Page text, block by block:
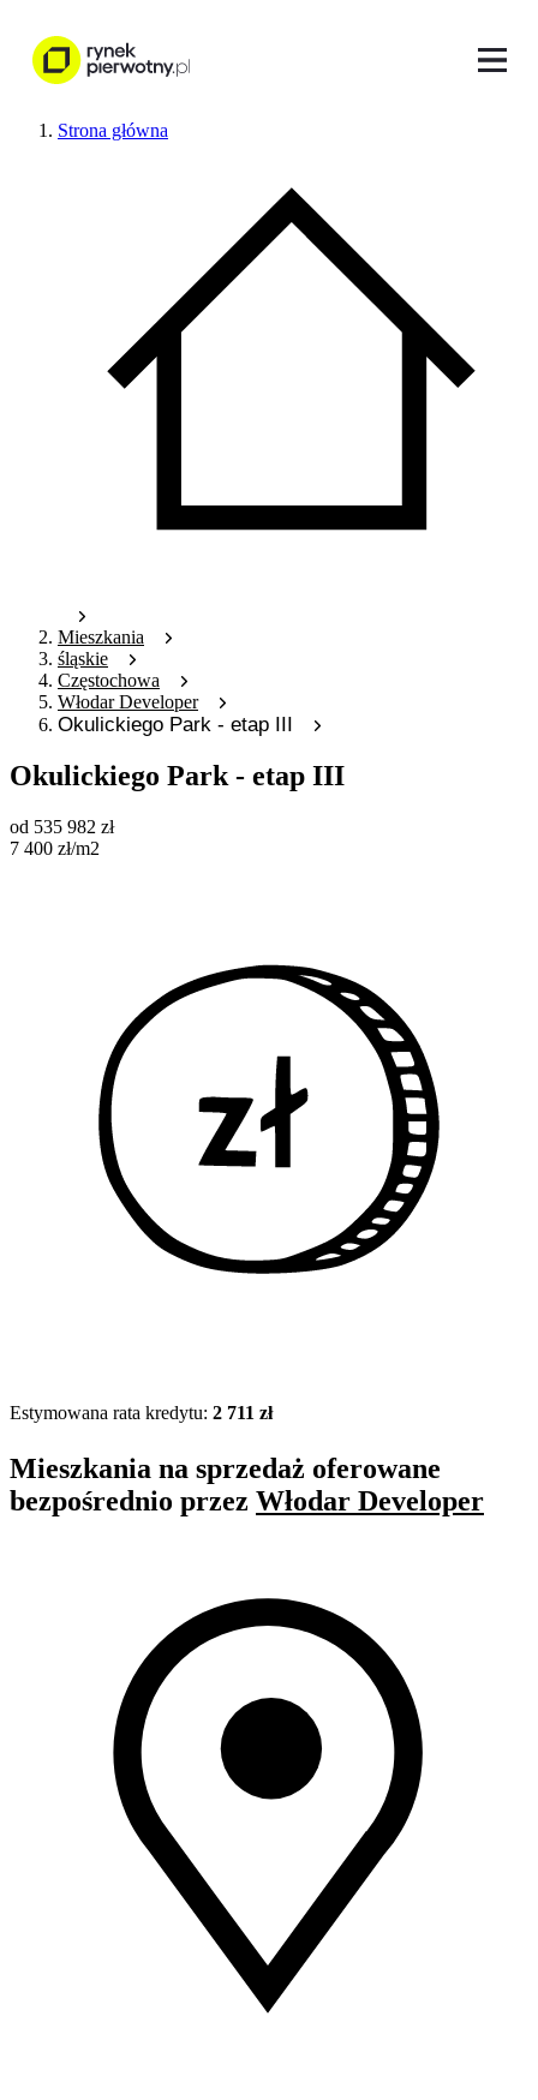
Strona główna
Mieszkania
śląskie
Częstochowa
Włodar Developer
Okulickiego Park - etap III
Okulickiego Park - etap III
od 535 982 zł
7 400 zł/m2
Estymowana rata kredytu: 2 711 zł
Mieszkania na sprzedaż oferowane
bezpośrednio przez Włodar Developer